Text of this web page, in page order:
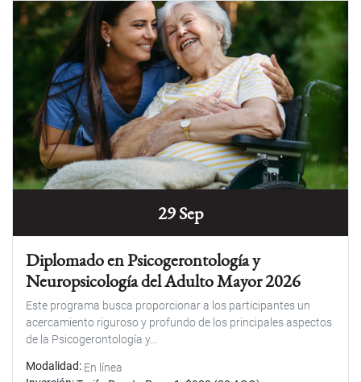
29 Sep
Diplomado en Psicogerontología y
Neuropsicología del Adulto Mayor 2026
Este programa busca proporcionar a los participantes un
acercamiento riguroso y profundo de los principales aspectos
de la Psicogerontología y...
Modalidad En línea